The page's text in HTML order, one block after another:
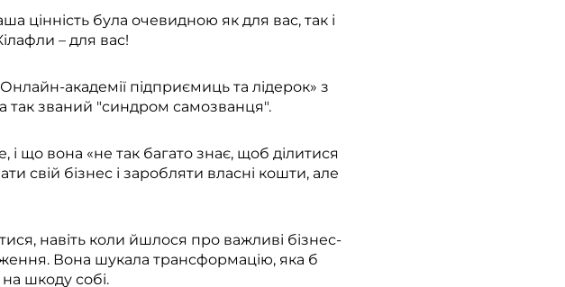
цінність була очевидною як для вас, так і
– для вас!
академії підприємиць та лідерок» з
так званий "синдром самозванця".
що вона «не так багато знає, щоб ділитися
свій бізнес і заробляти власні кошти, але
навіть коли йшлося про важливі бізнес-
Вона шукала трансформацію, яка б
на шкоду собі.